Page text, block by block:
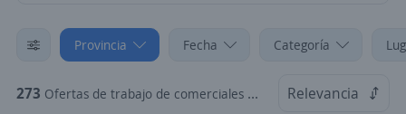
Provincia Fecha Categoría
273 Ofertas de trabajo de comerciales en Palermo, Capital Federal Relevancia